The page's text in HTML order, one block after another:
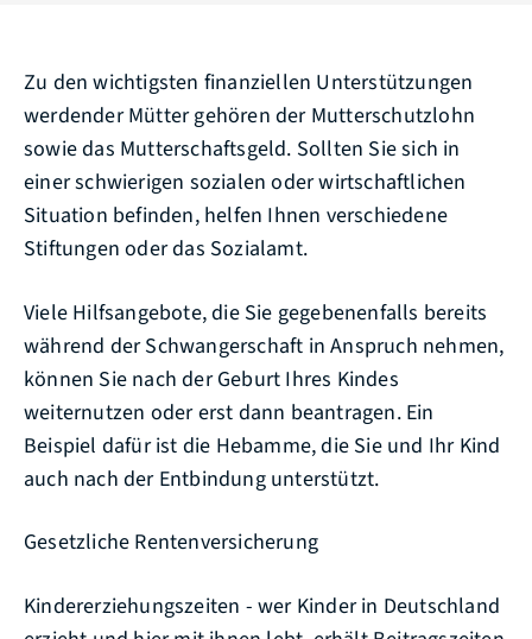
Zu den wichtigsten finanziellen Unterstützungen
werdender Mütter gehören der Mutterschutzlohn
sowie das Mutterschaftsgeld. Sollten Sie sich in
einer schwierigen sozialen oder wirtschaftlichen
Situation befinden, helfen Ihnen verschiedene
Stiftungen oder das Sozialamt.
Viele Hilfsangebote, die Sie gegebenenfalls bereits
während der Schwangerschaft in Anspruch nehmen,
können Sie nach der Geburt Ihres Kindes
weiternutzen oder erst dann beantragen. Ein
Beispiel dafür ist die Hebamme, die Sie und Ihr Kind
auch nach der Entbindung unterstützt.
Gesetzliche Rentenversicherung
Kindererziehungszeiten - wer Kinder in Deutschland